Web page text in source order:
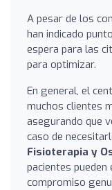
A pesar de los
han indicado
espera para las
para optimizar.
En general, el
muchos clientes
asegurando que
caso de
Fisioterapia y
pacientes pueden
compromiso